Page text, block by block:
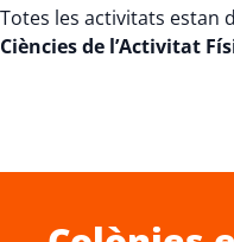
Totes les activitats estan
Ciències de l’Activitat